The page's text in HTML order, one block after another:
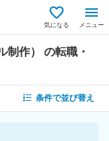
気になる メニュー
制作）
の転職・
条件で並び替え